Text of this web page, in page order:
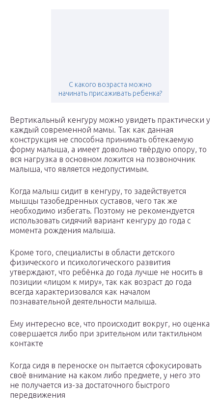
С какого возраста можно
начинать присаживать ребенка?
Вертикальный кенгуру можно увидеть практически у
каждый современной мамы. Так как данная
конструкция не способна принимать обтекаемую
форму малыша, а имеет довольно твёрдую опору, то
вся нагрузка в основном ложится на позвоночник
малыша, что является недопустимым.
Когда малыш сидит в кенгуру, то задействуется
мышцы тазобедренных суставов, чего так же
необходимо избегать. Поэтому не рекомендуется
использовать сидячий вариант кенгуру до года с
момента рождения малыша.
Кроме того, специалисты в области детского
физического и психологического развития
утверждают, что ребёнка до года лучше не носить в
позиции «лицом к миру», так как возраст до года
всегда характеризовался как началом
познавательной деятельности малыша.
Ему интересно все, что происходит вокруг, но оценка
совершается либо при зрительном или тактильном
контакте
Когда сидя в переноске он пытается сфокусировать
своё внимание на каком либо предмете, у него это
не получается из-за достаточного быстрого
передвижения